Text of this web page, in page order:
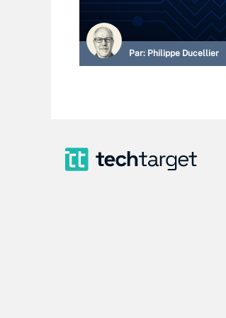
Par: Philippe Ducellier